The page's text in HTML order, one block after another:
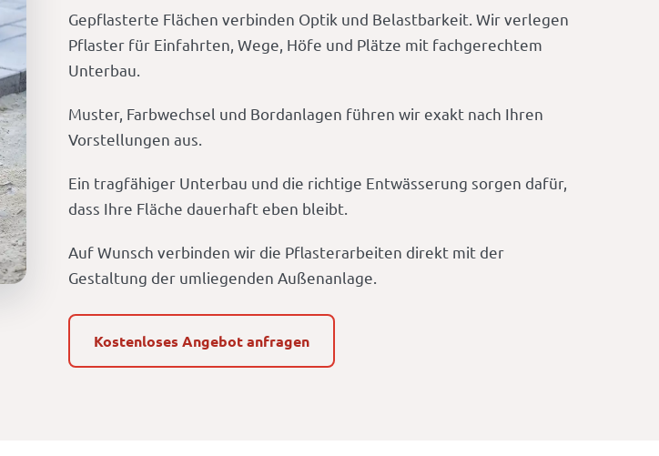
Gepflasterte Flächen verbinden Optik und Belastbarkeit. Wir verlegen
Pflaster für Einfahrten, Wege, Höfe und Plätze mit fachgerechtem
Unterbau.
Muster, Farbwechsel und Bordanlagen führen wir exakt nach Ihren
Vorstellungen aus.
Ein tragfähiger Unterbau und die richtige Entwässerung sorgen dafür,
dass Ihre Fläche dauerhaft eben bleibt.
Auf Wunsch verbinden wir die Pflasterarbeiten direkt mit der
Gestaltung der umliegenden Außenanlage.
Kostenloses Angebot anfragen